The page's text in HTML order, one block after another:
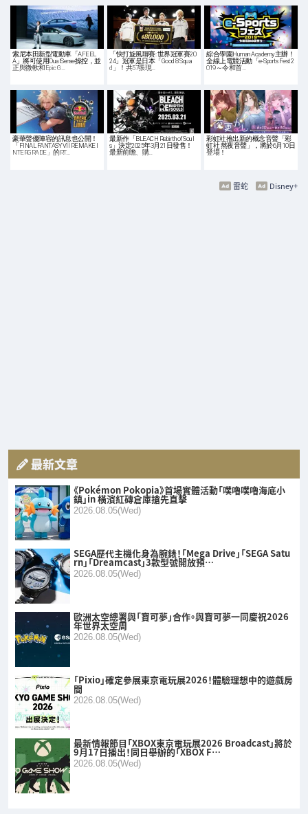
索尼本田新型電動車「AFEEL
A」將可使用DualSense操控，並
正與微軟和Epic G…
「快打旋風聯賽: 世界冠軍賽20
24」冠軍是日本「Good 8 Squa
d」！共57張現…
綜合學園Human Academy主辦！
全線上電競活動「e-Sports Fest 2
019～令和首…
豪華聲優陣容的訊息也公開！
「FINAL FANTASY VII REMAKE I
NTERGRADE」的RT…
最新作「BLEACH Rebirth of Soul
s」決定2025年3月21日發售！
最新前瞻、購…
彩虹社推出新的概念音聲「彩
虹社 熬夜音聲」，將於6月10日
登場！
Disney+
雷蛇
最新文章
《Pokémon Pokopia》首場實體活動「噗嚕噗嚕海底小
鎮」in 橫濱紅磚倉庫搶先直擊
2026.08.05(Wed)
SEGA歷代主機化身為腕錶！「Mega Drive」「SEGA Satu
rn」「Dreamcast」3款型號開放預…
2026.08.05(Wed)
歐洲太空總署與「寶可夢」合作。與寶可夢一同慶祝2026
年世界太空周
2026.08.05(Wed)
「Pixio」確定參展東京電玩展2026！體驗理想中的遊戲房
間
2026.08.05(Wed)
最新情報節目「XBOX東京電玩展2026 Broadcast」將於
9月17日播出！同日舉辦的「XBOX F…
2026.08.05(Wed)